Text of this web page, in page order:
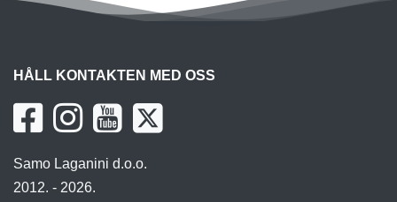
HÅLL KONTAKTEN MED OSS
Samo Laganini d.o.o.
2012. - 2026.